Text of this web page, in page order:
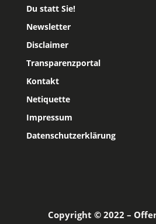
Du statt Sie!
Newsletter
Disclaimer
Transparenzportal
Kontakt
Netiquette
Impressum
Datenschutzerklärung
Copyright © 2022 –